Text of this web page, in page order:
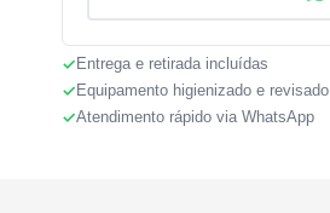
Entrega e retirada incluídas
Equipamento higienizado e revisado
Atendimento rápido via WhatsApp